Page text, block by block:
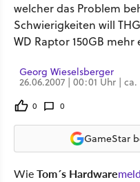
welcher das Problem
Schwierigkeiten will
WD Raptor 150GB mehr
Georg Wieselsberger
26.06.2007 | 00:01 Uhr |
0 0
GameStar
WieTom´s Hardware